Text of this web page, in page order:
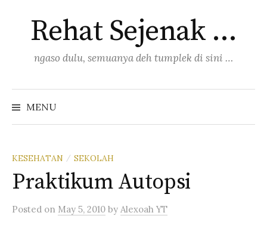
content
Rehat Sejenak …
ngaso dulu, semuanya deh tumplek di sini …
MENU
Search
KESEHATAN / SEKOLAH
Praktikum Autopsi
Posted on May 5, 2010 by Alexoah YT